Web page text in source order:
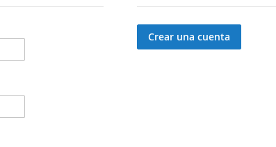
Crear una cuenta